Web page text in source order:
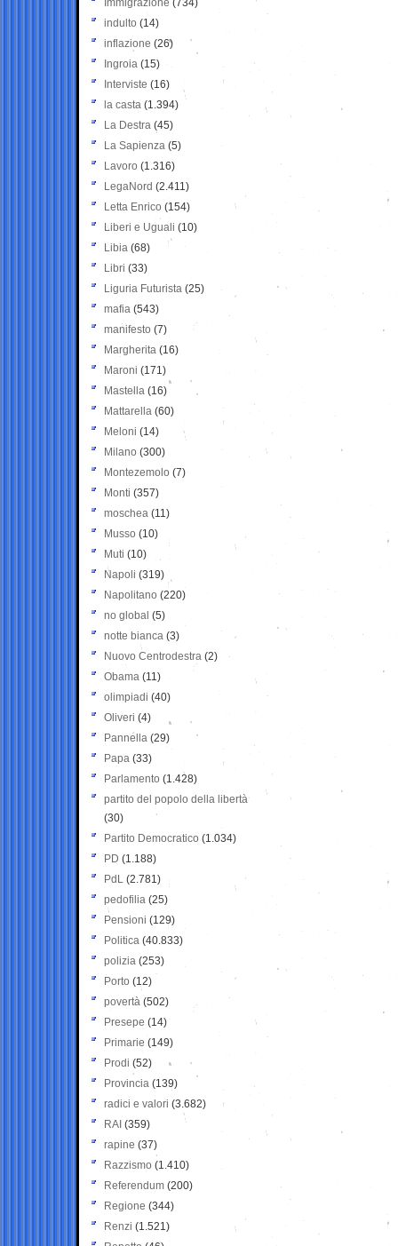
Immigrazione (734)
indulto (14)
inflazione (26)
Ingroia (15)
Interviste (16)
la casta (1.394)
La Destra (45)
La Sapienza (5)
Lavoro (1.316)
LegaNord (2.411)
Letta Enrico (154)
Liberi e Uguali (10)
Libia (68)
Libri (33)
Liguria Futurista (25)
mafia (543)
manifesto (7)
Margherita (16)
Maroni (171)
Mastella (16)
Mattarella (60)
Meloni (14)
Milano (300)
Montezemolo (7)
Monti (357)
moschea (11)
Musso (10)
Muti (10)
Napoli (319)
Napolitano (220)
no global (5)
notte bianca (3)
Nuovo Centrodestra (2)
Obama (11)
olimpiadi (40)
Oliveri (4)
Pannella (29)
Papa (33)
Parlamento (1.428)
partito del popolo della libertà
(30)
Partito Democratico (1.034)
PD (1.188)
PdL (2.781)
pedofilia (25)
Pensioni (129)
Politica (40.833)
polizia (253)
Porto (12)
povertà (502)
Presepe (14)
Primarie (149)
Prodi (52)
Provincia (139)
radici e valori (3.682)
RAI (359)
rapine (37)
Razzismo (1.410)
Referendum (200)
Regione (344)
Renzi (1.521)